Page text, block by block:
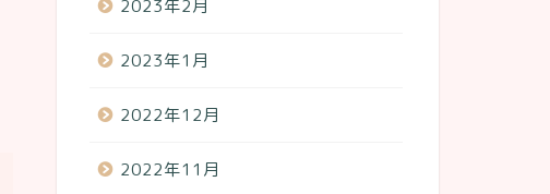
2023年2月
2023年1月
2022年12月
2022年11月